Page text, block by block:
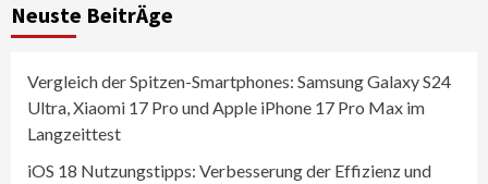
Neuste BeitrÄge
Vergleich der Spitzen-Smartphones: Samsung Galaxy S24
Ultra, Xiaomi 17 Pro und Apple iPhone 17 Pro Max im
Langzeittest
iOS 18 Nutzungstipps: Verbesserung der Effizienz und